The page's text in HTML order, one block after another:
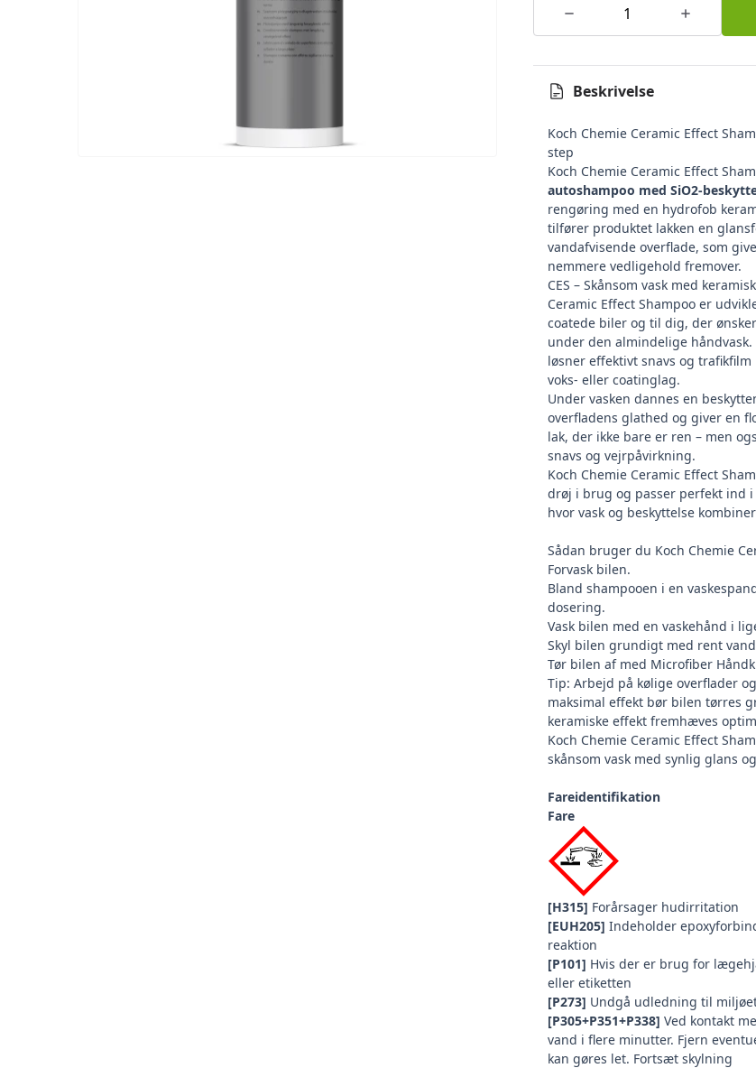
Beskrivelse
Koch Chemie Ceramic Effect
step
Koch Chemie Ceramic Effect
autoshampoo med SiO2-
rengøring med en hydrofob
tilfører produktet lakken en
vandafvisende overflade, som
nemmere vedligehold fremover.
CES – Skånsom vask med
Ceramic Effect Shampoo er
coatede biler og til dig, der
under den almindelige
løsner effektivt snavs og
voks- eller coatinglag.
Under vasken dannes en
overfladens glathed og giver en
lak, der ikke bare er ren – men
snavs og vejrpåvirkning.
Koch Chemie Ceramic Effect
drøj i brug og passer perfekt ind
hvor vask og beskyttelse
Sådan bruger du Koch Chemie
Forvask bilen.
Bland shampooen i en
dosering.
Vask bilen med en vaskehånd i
Skyl bilen grundigt med rent
Tør bilen af med Microfiber
Tip: Arbejd på kølige overflader
maksimal effekt bør bilen tørres
keramiske effekt fremhæves
Koch Chemie Ceramic Effect
skånsom vask med synlig glans
Fareidentifikation
Fare
[H315] Forårsager hudirritation
[EUH205] Indeholder
reaktion
[P101] Hvis der er brug for
eller etiketten
[P273] Undgå udledning til
[P305+P351+P338] Ved kontakt
vand i flere minutter. Fjern
kan gøres let. Fortsæt skylning